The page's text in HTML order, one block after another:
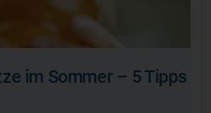
im Sommer – 5 Tipps